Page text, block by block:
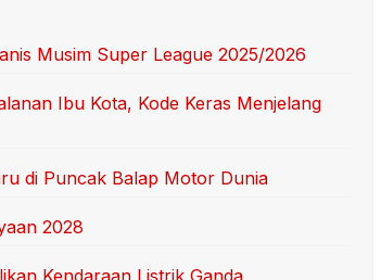
Musim Super League 2025/2026
Ibu Kota, Kode Keras Menjelang
di Puncak Balap Motor Dunia
2028
Kendaraan Listrik Ganda